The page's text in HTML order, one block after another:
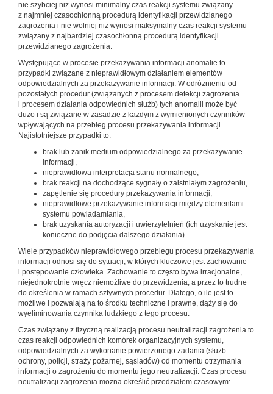
nie szybciej niż wynosi minimalny czas reakcji systemu związany
z najmniej czasochłonną procedurą identyfikacji przewidzianego
zagrożenia i nie wolniej niż wynosi maksymalny czas reakcji systemu
związany z najbardziej czasochłonną procedurą identyfikacji
przewidzianego zagrożenia.
Występujące w procesie przekazywania informacji anomalie to
przypadki związane z nieprawidłowym działaniem elementów
odpowiedzialnych za przekazywanie informacji. W odróżnieniu od
pozostałych procedur (związanych z procesem detekcji zagrożenia
i procesem działania odpowiednich służb) tych anomalii może być
dużo i są związane w zasadzie z każdym z wymienionych czynników
wpływających na przebieg procesu przekazywania informacji.
Najistotniejsze przypadki to:
brak lub zanik medium odpowiedzialnego za przekazywanie
informacji,
nieprawidłowa interpretacja stanu normalnego,
brak reakcji na dochodzące sygnały o zaistniałym zagrożeniu,
zapętlenie się procedury przekazywania informacji,
nieprawidłowe przekazywanie informacji między elementami
systemu powiadamiania,
brak uzyskania autoryzacji i uwierzytelnień (ich uzyskanie jest
konieczne do podjęcia dalszego działania).
Wiele przypadków nieprawidłowego przebiegu procesu przekazywania
informacji odnosi się do sytuacji, w których kluczowe jest zachowanie
i postępowanie człowieka. Zachowanie to często bywa irracjonalne,
niejednokrotnie wręcz niemożliwe do przewidzenia, a przez to trudne
do określenia w ramach sztywnych procedur. Dlatego, o ile jest to
możliwe i pozwalają na to środku techniczne i prawne, dąży się do
wyeliminowania czynnika ludzkiego z tego procesu.
Czas związany z fizyczną realizacją procesu neutralizacji zagrożenia to
czas reakcji odpowiednich komórek organizacyjnych systemu,
odpowiedzialnych za wykonanie powierzonego zadania (służb
ochrony, policji, straży pożarnej, sąsiadów) od momentu otrzymania
informacji o zagrożeniu do momentu jego neutralizacji. Czas procesu
neutralizacji zagrożenia można określić przedziałem czasowym: